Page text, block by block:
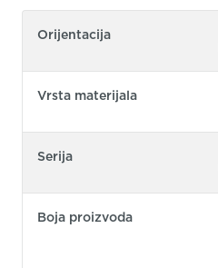
Orijentacija
Vrsta materijala
Serija
Boja proizvoda